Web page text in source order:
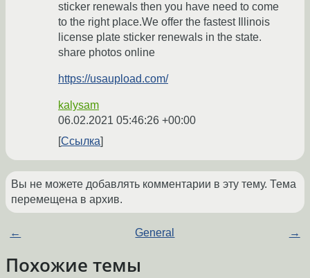
sticker renewals then you have need to come
to the right place.We offer the fastest Illinois
license plate sticker renewals in the state.
share photos online
https://usaupload.com/
kalysam
06.02.2021 05:46:26 +00:00
Ссылка
Вы не можете добавлять комментарии в эту тему. Тема
перемещена в архив.
← General →
Похожие темы